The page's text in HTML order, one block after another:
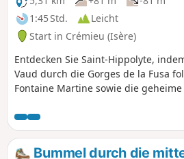
1:45 Std.
Leicht
Start in Crémieu (Isère)
Entdecken Sie Saint-Hippolyte,
Vaud durch die Gorges de la Fusa
Fontaine Martine sowie die
Bummel durch die